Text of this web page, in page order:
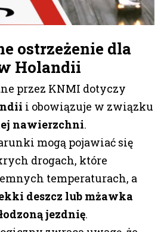
ostrzeżenie dla
Holandii
przez KNMI dotyczy
i obowiązuje w związku
nawierzchni.
mogą pojawiać się
drogach, które
temperaturach, a
deszcz lub mżawka
jezdnię.